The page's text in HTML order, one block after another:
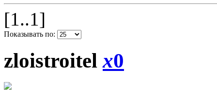
[1..1]
Показывать по:
zloistroitelx0